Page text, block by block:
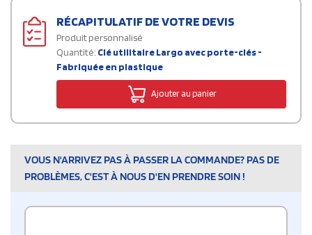
RÉCAPITULATIF DE VOTRE DEVIS
Produit personnalisé
Quantité: Clé utilitaire Largo avec porte-clés -
Fabriquée en plastique
Ajouter au panier
VOUS N'ARRIVEZ PAS À PASSER LA COMMANDE? PAS DE
PROBLÈMES, C'EST À NOUS D'EN PRENDRE SOIN !